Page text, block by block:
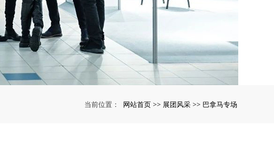
当前位置： 网站首页 >> 展团风采 >> 巴拿马专场